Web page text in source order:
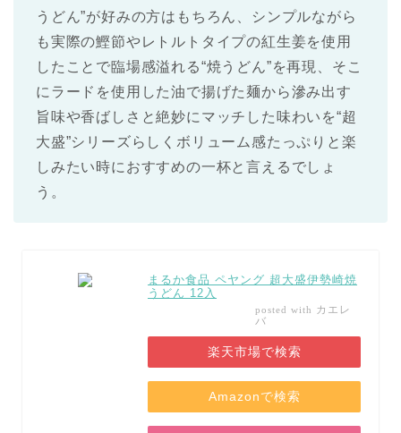
うどん”が好みの方はもちろん、シンプルながら
も実際の鰹節やレトルトタイプの紅生姜を使用
したことで臨場感溢れる“焼うどん”を再現、そこ
にラードを使用した油で揚げた麺から滲み出す
旨味や香ばしさと絶妙にマッチした味わいを“超
大盛”シリーズらしくボリューム感たっぷりと楽
しみたい時におすすめの一杯と言えるでしょ
う。
まるか食品 ペヤング 超大盛伊勢崎焼
うどん 12入
posted with カエレ
バ
楽天市場で検索
Amazonで検索